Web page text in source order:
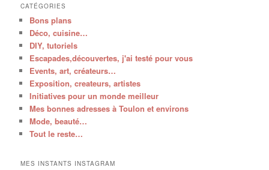
CATÉGORIES
Bons plans
Déco, cuisine…
DIY, tutoriels
Escapades,découvertes, j'ai testé pour vous
Events, art, créateurs…
Exposition, createurs, artistes
Initiatives pour un monde meilleur
Mes bonnes adresses à Toulon et environs
Mode, beauté…
Tout le reste…
MES INSTANTS INSTAGRAM